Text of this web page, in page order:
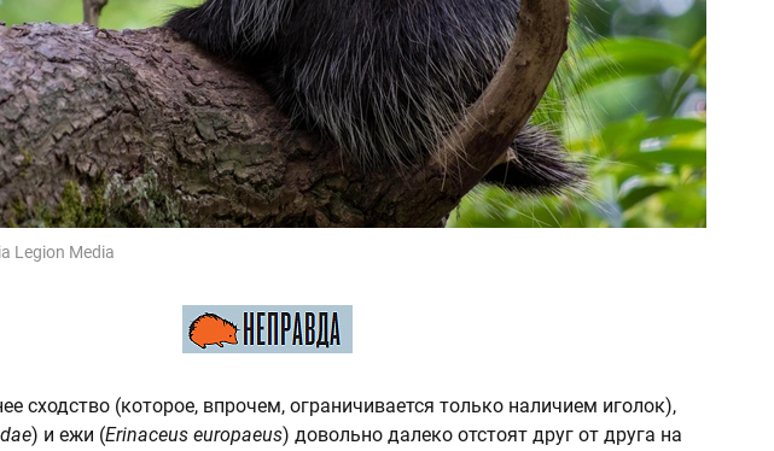
Legion Media
сходство (которое, впрочем, ограничивается только наличием иголок),
) и ежи (Erinaceus europaeus) довольно далеко отстоят друг от друга на